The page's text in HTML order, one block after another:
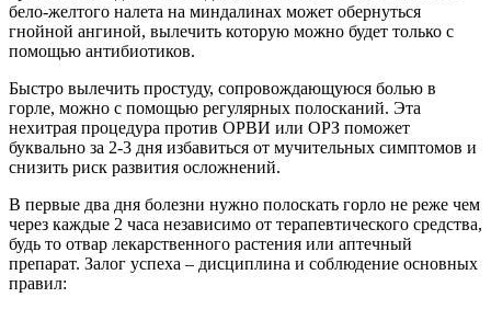
бело-желтого налета на миндалинах может обернуться
гнойной ангиной, вылечить которую можно будет только с
помощью антибиотиков.
Быстро вылечить простуду, сопровождающуюся болью в
горле, можно с помощью регулярных полосканий. Эта
нехитрая процедура против ОРВИ или ОРЗ поможет
буквально за 2-3 дня избавиться от мучительных симптомов и
снизить риск развития осложнений.
В первые два дня болезни нужно полоскать горло не реже чем
через каждые 2 часа независимо от терапевтического средства,
будь то отвар лекарственного растения или аптечный
препарат. Залог успеха – дисциплина и соблюдение основных
правил: